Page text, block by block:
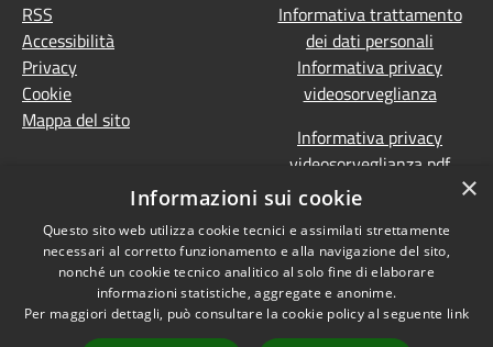
RSS
Accessibilità
Privacy
Cookie
Mappa del sito
Informativa trattamento
dei dati personali
Informativa privacy
videosorveglianza
Informativa privacy
videosorveglianza pdf
Dichiarazione di
Obiettivi accessibilità
Prevenzione della
corruzione - Segnalazione
di illeciti(Whistleblowing)
×
Informazioni sui cookie
Questo sito web utilizza cookie tecnici e assimilati strettamente
necessari al corretto funzionamento e alla navigazione del sito,
nonché un cookie tecnico analitico al solo fine di elaborare
informazioni statistiche, aggregate e anonime.
Per maggiori dettagli, può consultare la cookie policy al seguente link